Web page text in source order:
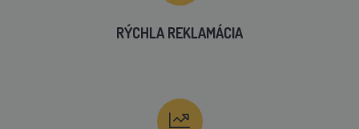
RÝCHLA REKLAMÁCIA